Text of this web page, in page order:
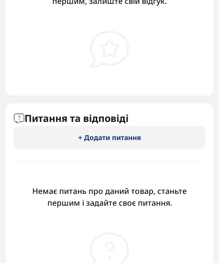
Питання та відповіді
+ Додати питання
Немає питань про даний товар, станьте
першим і задайте своє питання.